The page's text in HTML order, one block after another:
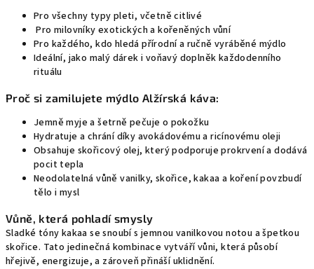
Pro všechny typy pleti, včetně citlivé
Pro milovníky exotických a kořeněných vůní
Pro každého, kdo hledá přírodní a ručně vyráběné mýdlo
Ideální, jako malý dárek i voňavý doplněk každodenního
rituálu
Proč si zamilujete mýdlo Alžírská káva:
Jemně myje a šetrně pečuje o pokožku
Hydratuje a chrání díky avokádovému a ricínovému oleji
Obsahuje skořicový olej, který podporuje prokrvení a dodává
pocit tepla
Neodolatelná vůně vanilky, skořice, kakaa a koření povzbudí
tělo i mysl
Vůně, která pohladí smysly
Sladké tóny kakaa se snoubí s jemnou vanilkovou notou a špetkou
skořice. Tato jedinečná kombinace vytváří vůni, která působí
hřejivě, energizuje, a zároveň přináší uklidnění.